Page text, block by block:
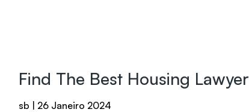
Find The Best Housing Lawyer
sb
26 Janeiro 2024